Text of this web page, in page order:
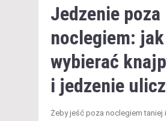
Jedzenie poza
noclegiem: jak
wybierać
i jedzenie
Żeby jeść poza noclegiem taniej